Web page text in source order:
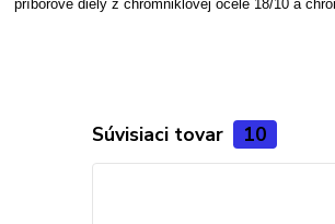
príborové diely z chrómniklovej ocele 18/10 a
Súvisiaci tovar 10